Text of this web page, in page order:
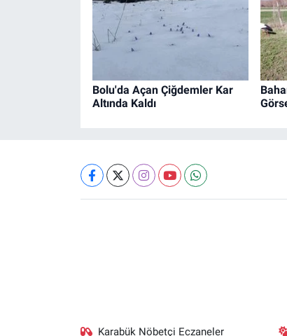
Bolu'da Açan Çiğdemler Kar
Altında Kaldı
Karabük Nöbetçi Eczaneler